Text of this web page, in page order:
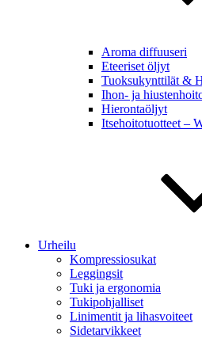
Aroma diffuuseri
Eteeriset öljyt
Tuoksukynttilät &
Ihon- ja
Hierontaöljyt
Itsehoitotuotteet –
Urheilu
Kompressiosukat
Leggingsit
Tuki ja ergonomia
Tukipohjalliset
Linimentit ja lihasvoiteet
Sidetarvikkeet